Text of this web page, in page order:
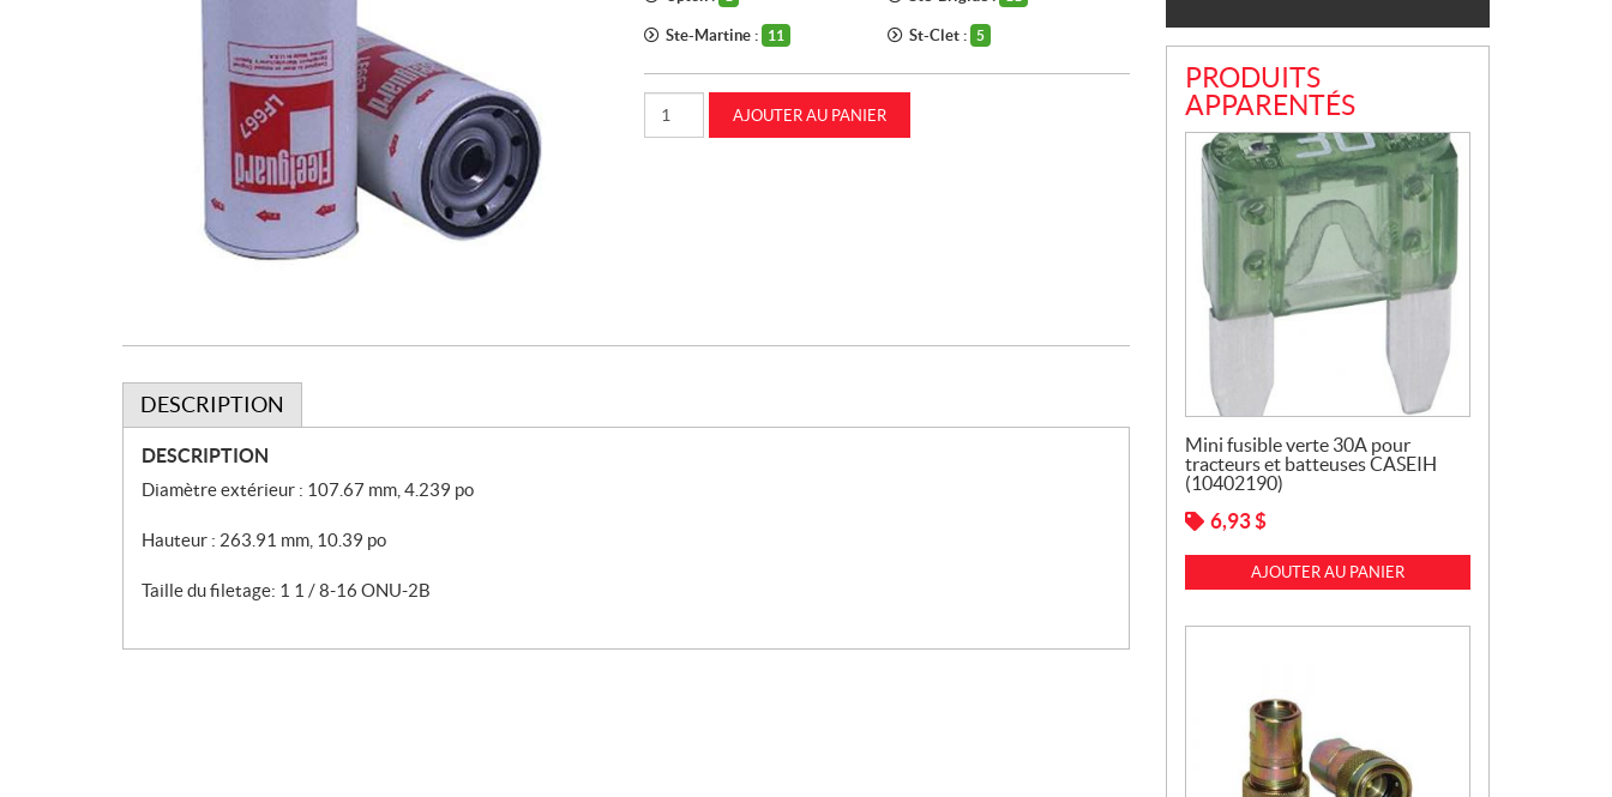
Ste-Martine : 11 St-Clet : 5
de
Filtre
AJOUTER AU PANIER
DESCRIPTION
DESCRIPTION
Diamètre extérieur : 107.67 mm, 4.239 po
Hauteur : 263.91 mm, 10.39 po
Taille du filetage: 1 1 / 8-16 ONU-2B
PRODUITS
APPARENTÉS
Mini fusible verte 30A pour
tracteurs et batteuses CASEIH
(10402190)
6,93$
AJOUTER AU PANIER